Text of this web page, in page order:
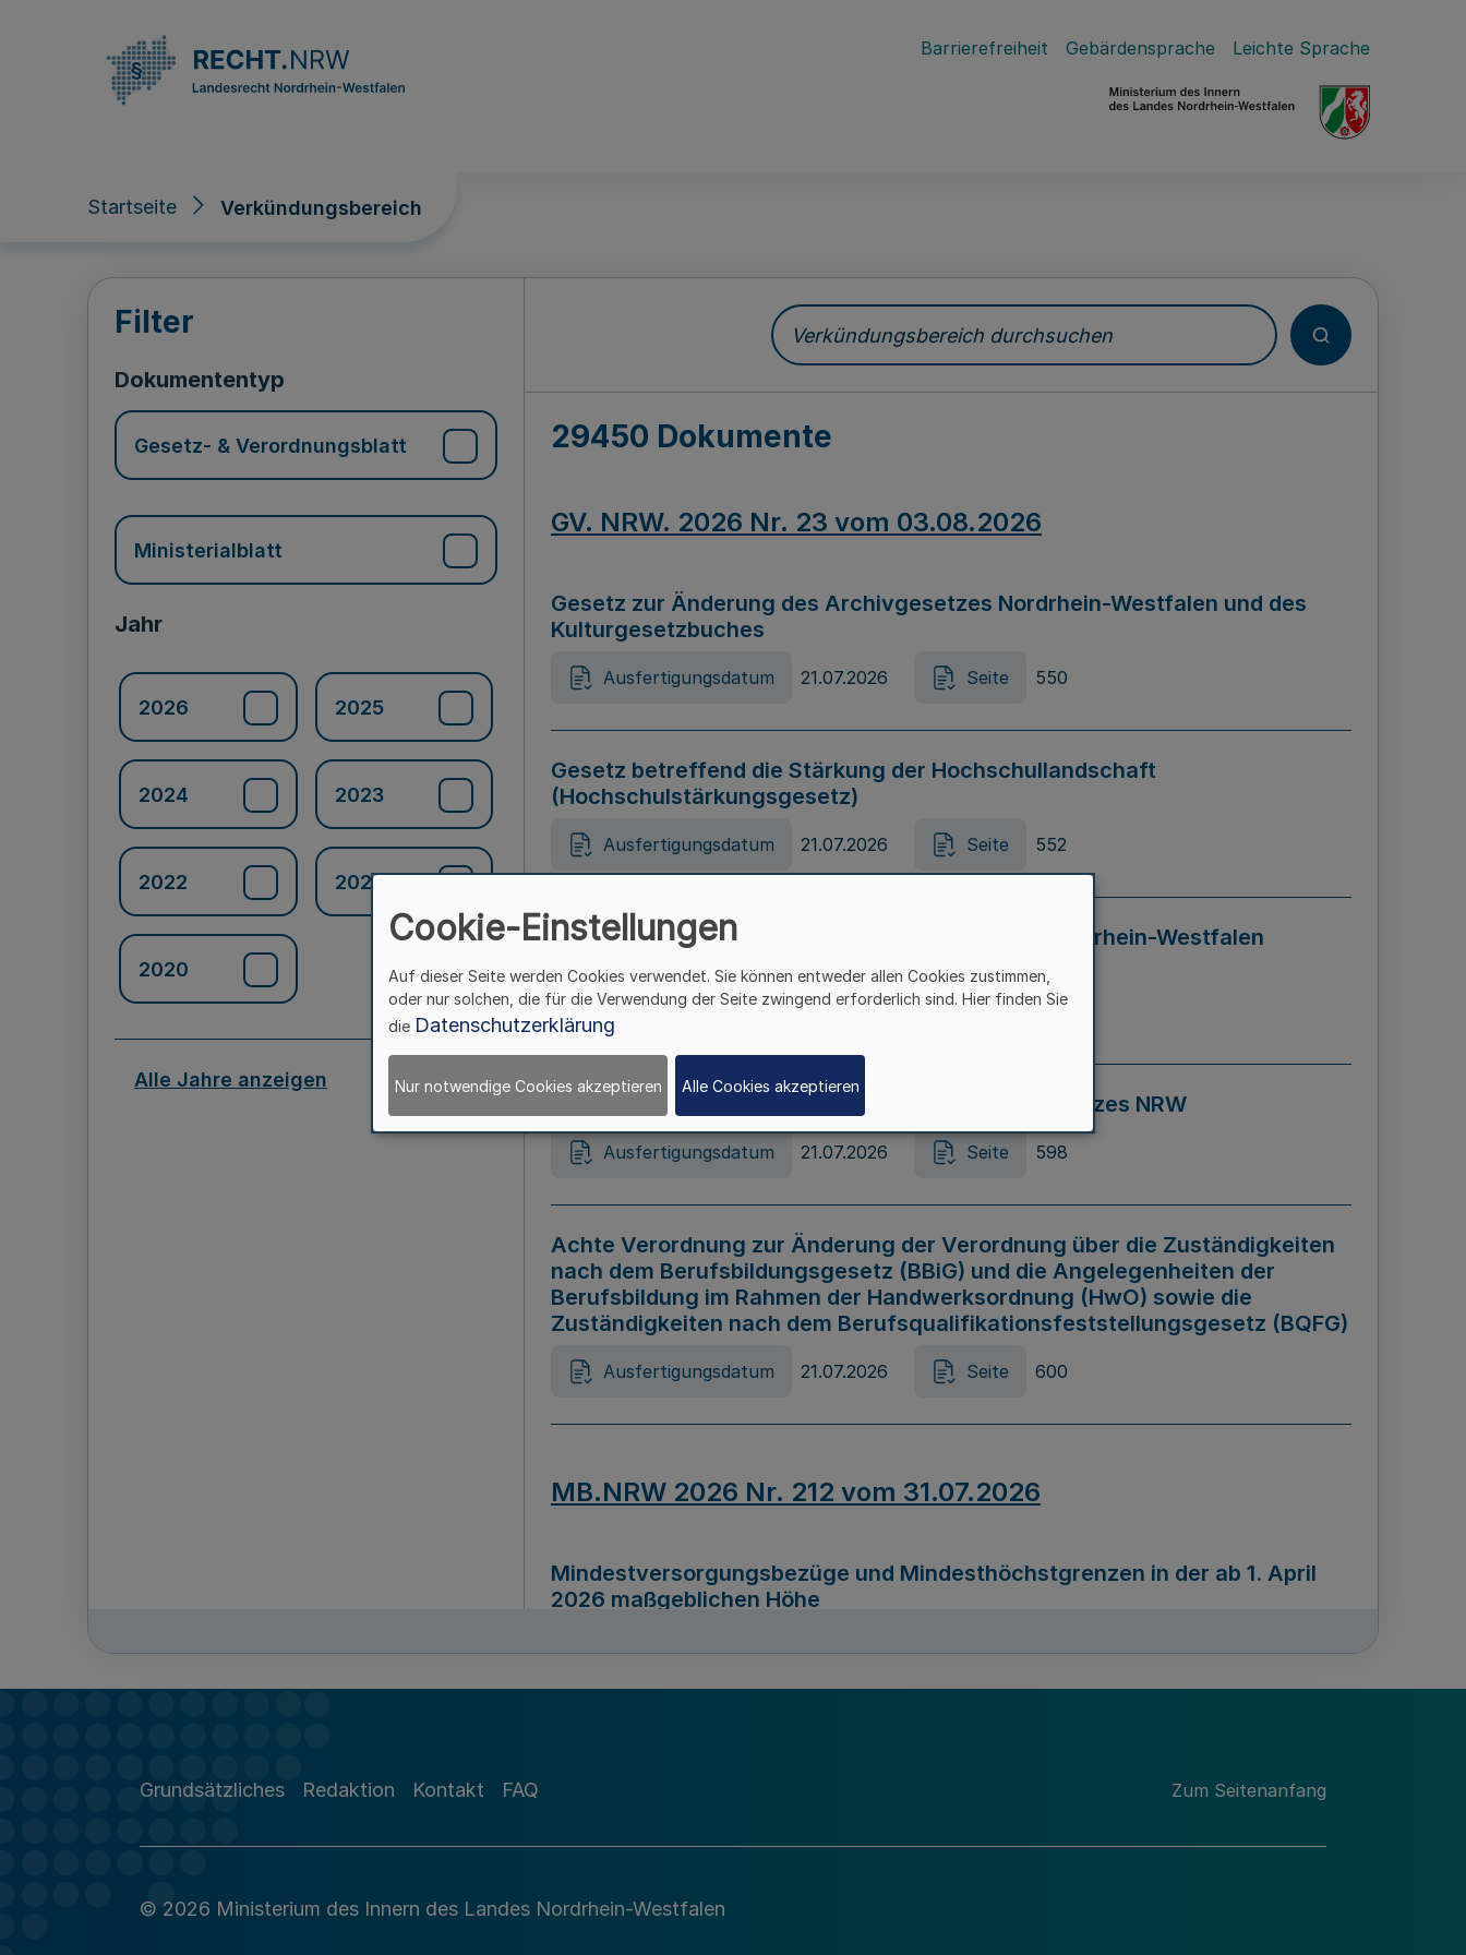
Barrierefreiheit Gebärdensprache Leichte Sprache
Startseite Verkündungsbereich
Verkündungsbereich
Filter
Dokumententyp
Gesetz- & Verordnungsblatt
Ministerialblatt
Jahr
2026 2025
2024 2023
2022 2021
2020
Alle Jahre anzeigen
Verkündungsbereich durchsuchen
29450 Dokumente
GV. NRW. 2026 Nr. 23 vom 03.08.2026
Gesetz zur Änderung des Archivgesetzes Nordrhein-Westfalen und des
Kulturgesetzbuches
Ausfertigungsdatum 21.07.2026 Seite 550
Gesetz betreffend die Stärkung der Hochschullandschaft
(Hochschulstärkungsgesetz)
Ausfertigungsdatum 21.07.2026 Seite 552
Gesetz zur Vermeidung von Diskriminierung in Nordrhein-Westfalen
(Landesantidiskriminierungsgesetz – LADG NRW)
Ausfertigungsdatum 21.07.2026 Seite 595
Gesetz zur Änderung des Online-Casinospiel Gesetzes NRW
Ausfertigungsdatum 21.07.2026 Seite 598
Achte Verordnung zur Änderung der Verordnung über die Zuständigkeiten
nach dem Berufsbildungsgesetz (BBiG) und die Angelegenheiten der
Berufsbildung im Rahmen der Handwerksordnung (HwO) sowie die
Zuständigkeiten nach dem Berufsqualifikationsfeststellungsgesetz (BQFG)
Ausfertigungsdatum 21.07.2026 Seite 600
MB.NRW 2026 Nr. 212 vom 31.07.2026
Mindestversorgungsbezüge und Mindesthöchstgrenzen in der ab 1. April
2026 maßgeblichen Höhe
Richtlinie zur Durchführung des Förderprogramms „Mittelstand Innovativ &
Grundsätzliches Redaktion Kontakt FAQ Zum Seitenanfang
© 2026 Ministerium des Innern des Landes Nordrhein-Westfalen
Cookie-Einstellungen
Auf dieser Seite werden Cookies verwendet. Sie können entweder allen Cookies zustimmen,
oder nur solchen, die für die Verwendung der Seite zwingend erforderlich sind. Hier finden Sie
die Datenschutzerklärung
Nur notwendige Cookies akzeptieren Alle Cookies akzeptieren